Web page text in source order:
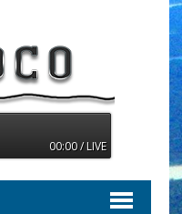
00:00 / LIVE